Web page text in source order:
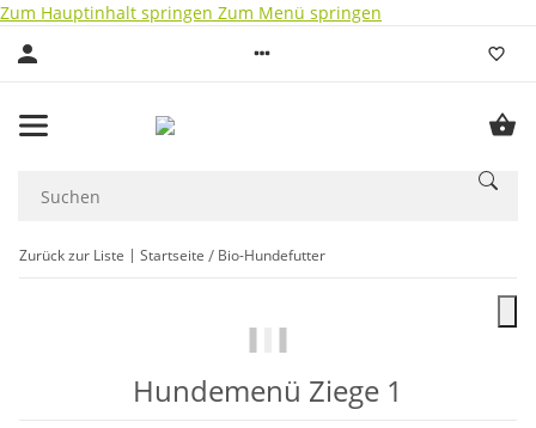
Zum Hauptinhalt springen Zum Menü springen
Zurück zur Liste Startseite Bio-Hundefutter
Hundemenü Ziege 1